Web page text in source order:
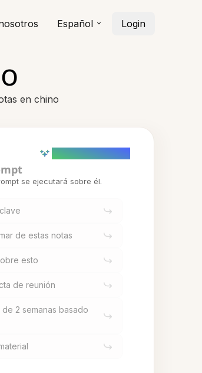
Español Login
en chino
se ejecutará sobre él.
de estas notas
esto
de reunión
2 semanas basado